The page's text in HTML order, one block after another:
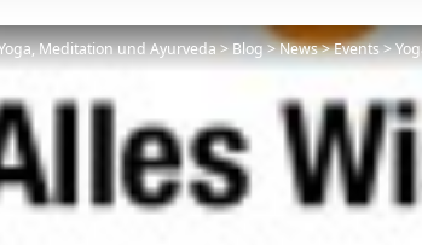
Meditation und Ayurveda>Blog>News>Events>